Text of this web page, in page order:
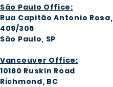
São Paulo Office:
Rua Capitão Antonio Rosa,
409/306
São Paulo, SP
Vancouver Office:
10160 Ruskin Road
Richmond, BC